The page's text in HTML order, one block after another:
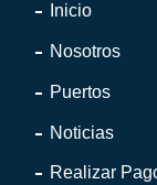
Inicio
Nosotros
Puertos
Noticias
Realizar